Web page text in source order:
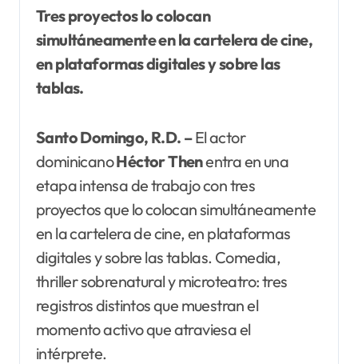
Tres proyectos lo colocan
simultáneamente en la cartelera de cine,
en plataformas digitales y sobre las
tablas.
Santo Domingo, R.D. –El actor
dominicanoHéctor Thenentra en una
etapa intensa de trabajo con tres
proyectos que lo colocan simultáneamente
en la cartelera de cine, en plataformas
digitales y sobre las tablas. Comedia,
thriller sobrenatural y microteatro: tres
registros distintos que muestran el
momento activo que atraviesa el
intérprete.